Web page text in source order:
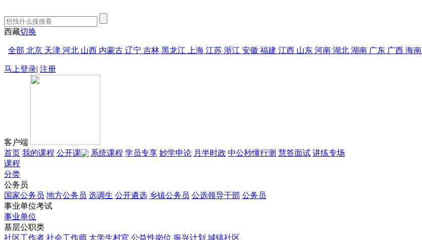
西藏切换
全部 北京 天津 河北 山西 内蒙古 辽宁 吉林 黑龙江 上海 江苏 浙江 安徽 福建 江西 山东 河南 湖北 湖南 广东 广西 海南
马上登录| 注册
客户端
首页 我的课程 公开课 系统课程 学员专享 妙学申论 月半时政 中公秒懂行测 慧答面试 讲练专场
课程
分类
公务员
国家公务员 地方公务员 选调生 公开遴选 乡镇公务员 公选领导干部 公务员
事业单位考试
事业单位
基层公职类
社区工作者 社会工作师 大学生村官 公益性岗位 振兴计划 城镇社区